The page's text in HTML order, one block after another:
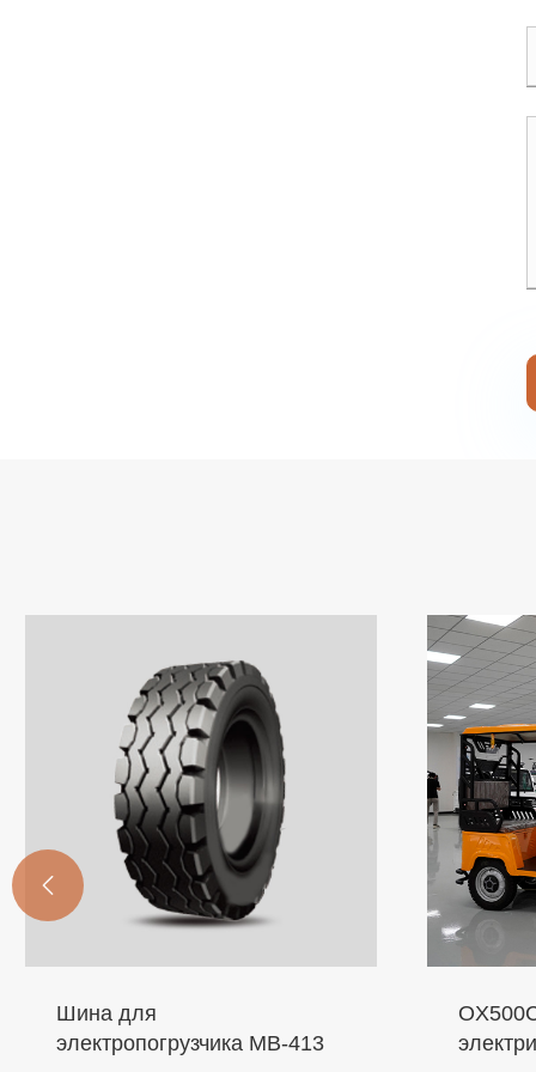
Шина для
электропогрузчика MB-413
